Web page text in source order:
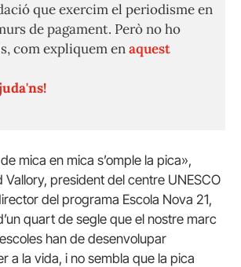
que exercim el periodisme en
de pagament. Però no ho
com expliquem enaquest
mica en mica s’omple la pica»,
Vallory, president del centre UNESCO
del programa Escola Nova 21,
quart de segle que el nostre marc
han de desenvolupar
a la vida, i no sembla que la pica